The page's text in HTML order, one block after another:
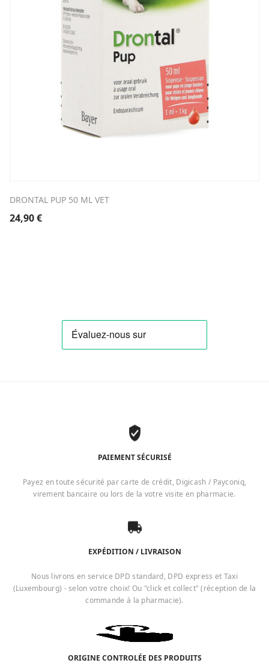
DRONTAL PUP 50 ML VET
24,90€
PAIEMENT SÉCURISÉ
Payez en toute sécurité par carte de crédit, Digicash / Payconiq,
virement bancaire ou lors de la votre visite en pharmacie.
EXPÉDITION / LIVRAISON
Nous livrons en service DPD standard, DPD express et Taxi
(Luxembourg) - selon votre choix! Ou "click et collect" (réception de la
commande à la pharmacie).
ORIGINE CONTROLÉE DES PRODUITS